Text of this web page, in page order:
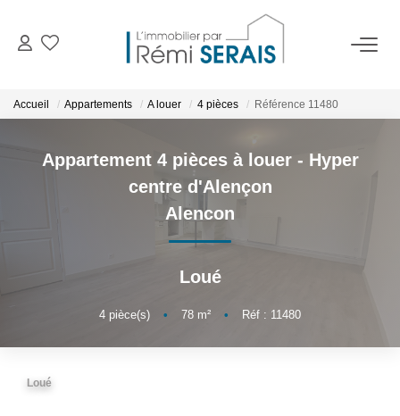
VENDRE
BIENS VENDUS
Gestion
Accueil Appartements A louer 4 pièces Référence 11480
Appartement 4 pièces à louer - Hyper
centre d'Alençon
Alencon
Loué
4 pièce(s) • 78 m² • Réf : 11480
Loué